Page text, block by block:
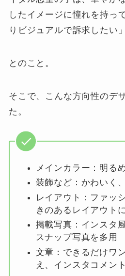
したイメージに憧れを持っ
りビジュアルで訴求したい」
とのこと。
そこで、こんな方向性のデ
た。
メインカラー：明る
装飾など：かわいく
レイアウト：ファッ
きのあるレイアウトに
掲載写真：インスタ
スナップ写真を多用
文章：できるだけワ
え、インスタコメン